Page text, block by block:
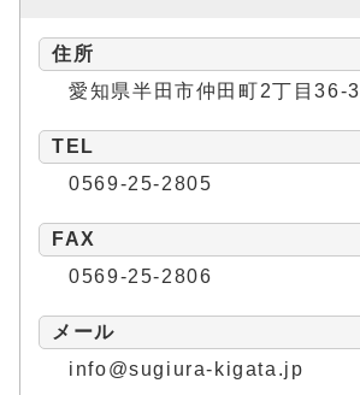
住所
愛知県半田市仲田町2丁目36-3
TEL
0569-25-2805
FAX
0569-25-2806
メール
info@sugiura-kigata.jp